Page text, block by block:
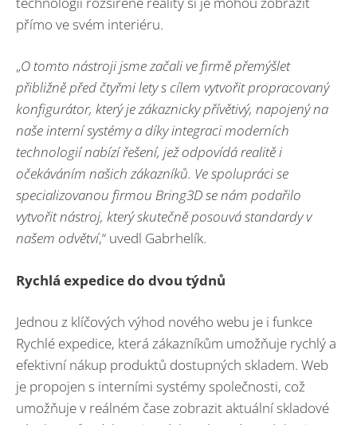
přímo ve svém interiéru.
„O tomto nástroji jsme začali ve firmě přemýšlet
přibližně před čtyřmi lety s cílem vytvořit propracovaný
konfigurátor, který je zákaznicky přívětivý, napojený na
naše interní systémy a díky integraci moderních
technologií nabízí řešení, jež odpovídá realitě i
očekáváním našich zákazníků. Ve spolupráci se
specializovanou firmou Bring3D se nám podařilo
vytvořit nástroj, který skutečně posouvá standardy v
našem odvětví,“ uvedl Gabrhelík.
Rychlá expedice do dvou týdnů
Jednou z klíčových výhod nového webu je i funkce
Rychlé expedice, která zákazníkům umožňuje rychlý a
efektivní nákup produktů dostupných skladem. Web
je propojen s interními systémy společnosti, což
umožňuje v reálném čase zobrazit aktuální skladové